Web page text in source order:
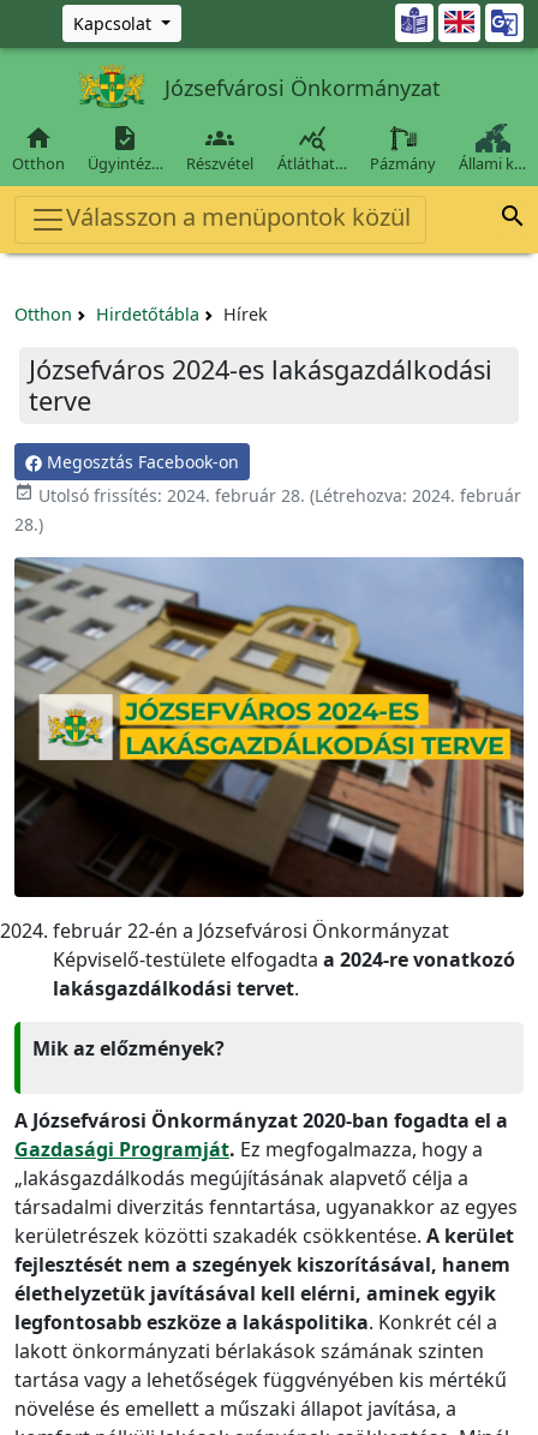
Ugrás a fő tartalomra
Kapcsolat 
Józsefvárosi Önkormányzat

Otthon

Ügyintéz…

Részvétel

Átláthat… Pázmány Állami k…
Válasszon a menüpontok közül 
Otthon Hirdetőtábla Hírek
Józsefváros 2024-es lakásgazdálkodási
terve
Megosztás Facebook-on
 Utolsó frissítés: 2024. február 28. (Létrehozva: 2024. február
28.)
február 22-én a Józsefvárosi Önkormányzat
Képviselő-testülete elfogadta a 2024-re vonatkozó
lakásgazdálkodási tervet.
Mik az előzmények?
A Józsefvárosi Önkormányzat 2020-ban fogadta el a
Gazdasági Programját. Ez megfogalmazza, hogy a
„lakásgazdálkodás megújításának alapvető célja a
társadalmi diverzitás fenntartása, ugyanakkor az egyes
kerületrészek közötti szakadék csökkentése. A kerület
fejlesztését nem a szegények kiszorításával, hanem
élethelyzetük javításával kell elérni, aminek egyik
legfontosabb eszköze a lakáspolitika. Konkrét cél a
lakott önkormányzati bérlakások számának szinten
tartása vagy a lehetőségek függvényében kis mértékű
növelése és emellett a műszaki állapot javítása, a